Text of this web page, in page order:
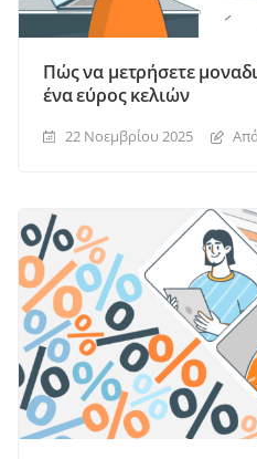
Πώς να μετρήσετε
ένα εύρος κελιών
22 Νοεμβρίου 2025